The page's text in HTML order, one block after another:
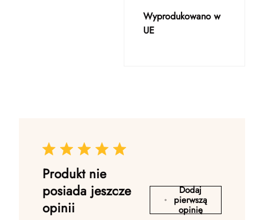
Wyprodukowano w
UE
Produkt nie
posiada jeszcze
opinii
Dodaj
pierwszą
opinię